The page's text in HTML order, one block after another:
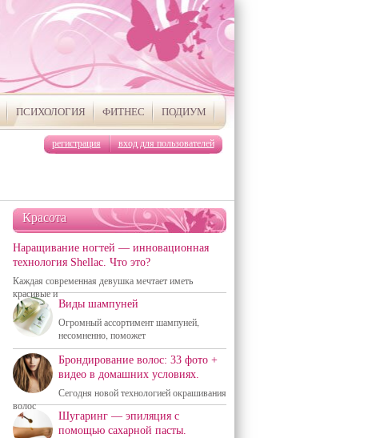
ПСИХОЛОГИЯ ФИТНЕС ПОДИУМ
регистрация вход для пользователей
Красота
Наращивание ногтей — инновационная
технология Shellac. Что это?
Каждая современная девушка мечтает иметь
красивые и
Виды шампуней
Огромный ассортимент шампуней,
несомненно, поможет
Брондирование волос: 33 фото +
видео в домашних условиях.
Сегодня новой технологией окрашивания
волос
Шугаринг — эпиляция с
помощью сахарной пасты.